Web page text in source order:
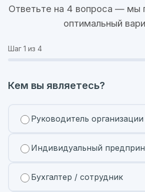
Ответьте на 4 вопроса — мы
оптимальный
Шаг 1 из 4
Кем вы являетесь?
Руководитель
Индивидуальный
Бухгалтер / сотрудник